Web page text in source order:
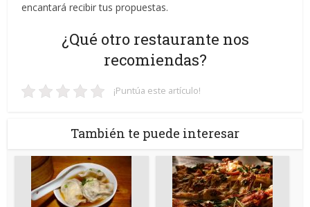
encantará recibir tus propuestas.
¿Qué otro restaurante nos
recomiendas?
¡Puntúa este artículo!
También te puede interesar